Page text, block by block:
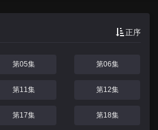
正序
第05集 第06集
第11集 第12集
第17集 第18集